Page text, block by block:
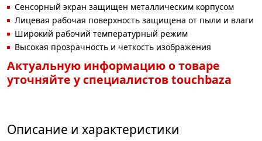
Сенсорный экран защищен металлическим корпусом
Лицевая рабочая поверхность защищена от пыли и влаги
Широкий рабочий температурный режим
Высокая прозрачность и четкость изображения
Актуальную информацию о товаре
уточняйте у специалистов touchbaza
Описание и характеристики